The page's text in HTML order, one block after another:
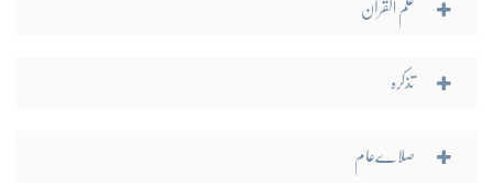
علم القرآن
تذکرہ
صلاےعام